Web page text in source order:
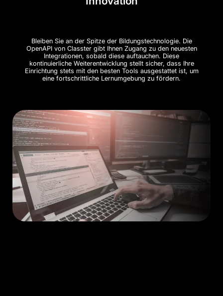
Bleiben Sie an der Spitze der Bildungstechnologie. Die
OpenAPI von Classter gibt Ihnen Zugang zu den neuesten
Integrationen, sobald diese auftauchen. Diese
kontinuierliche Weiterentwicklung stellt sicher, dass Ihre
Einrichtung stets mit den besten Tools ausgestattet ist, um
eine fortschrittliche Lernumgebung zu fördern.